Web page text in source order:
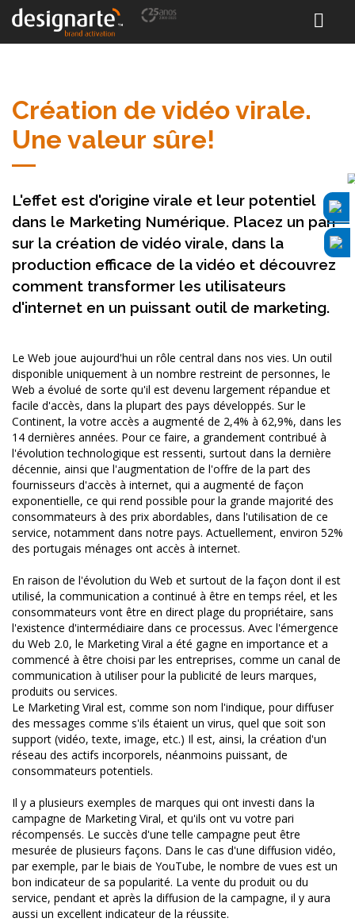
Création de vidéo virale.
Une valeur sûre!
L'effet est d'origine virale et leur potentiel
dans le Marketing Numérique. Placez un pari
sur la création de vidéo virale, dans la
production efficace de la vidéo et découvrez
comment transformer les utilisateurs
d'internet en un puissant outil de marketing.
Le Web joue aujourd'hui un rôle central dans nos vies. Un outil
disponible uniquement à un nombre restreint de personnes, le
Web a évolué de sorte qu'il est devenu largement répandue et
facile d'accès, dans la plupart des pays développés. Sur le
Continent, la votre accès a augmenté de 2,4% à 62,9%, dans les
14 dernières années. Pour ce faire, a grandement contribué à
l'évolution technologique est ressenti, surtout dans la dernière
décennie, ainsi que l'augmentation de l'offre de la part des
fournisseurs d'accès à internet, qui a augmenté de façon
exponentielle, ce qui rend possible pour la grande majorité des
consommateurs à des prix abordables, dans l'utilisation de ce
service, notamment dans notre pays. Actuellement, environ 52%
des portugais ménages ont accès à internet.
En raison de l'évolution du Web et surtout de la façon dont il est
utilisé, la communication a continué à être en temps réel, et les
consommateurs vont être en direct plage du propriétaire, sans
l'existence d'intermédiaire dans ce processus. Avec l'émergence
du Web 2.0, le Marketing Viral a été gagne en importance et a
commencé à être choisi par les entreprises, comme un canal de
communication à utiliser pour la publicité de leurs marques,
produits ou services.
Le Marketing Viral est, comme son nom l'indique, pour diffuser
des messages comme s'ils étaient un virus, quel que soit son
support (vidéo, texte, image, etc.) Il est, ainsi, la création d'un
réseau des actifs incorporels, néanmoins puissant, de
consommateurs potentiels.
Il y a plusieurs exemples de marques qui ont investi dans la
campagne de Marketing Viral, et qu'ils ont vu votre pari
récompensés. Le succès d'une telle campagne peut être
mesurée de plusieurs façons. Dans le cas d'une diffusion vidéo,
par exemple, par le biais de YouTube, le nombre de vues est un
bon indicateur de sa popularité. La vente du produit ou du
service, pendant et après la diffusion de la campagne, il y aura
aussi un excellent indicateur de la réussite.